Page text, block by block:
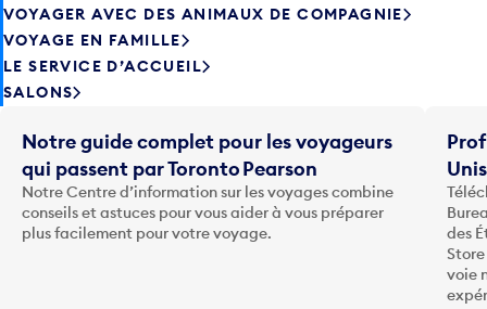
VOYAGER AVEC DES ANIMAUX DE COMPAGNIE
VOYAGE EN FAMILLE
LE SERVICE D’ACCUEIL
SALONS
Notre guide complet pour les voyageurs
qui passent par Toronto Pearson
Notre Centre d’information sur les voyages combine
conseils et astuces pour vous aider à vous préparer
plus facilement pour votre voyage.
des
voie